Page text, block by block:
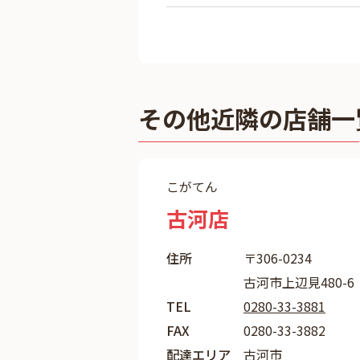
その他近隣の店舗
こがてん
古河店
住所
〒306-0234
古河市上辺見480-6
TEL
0280-33-3881
FAX
0280-33-3882
配達エリア
古河市